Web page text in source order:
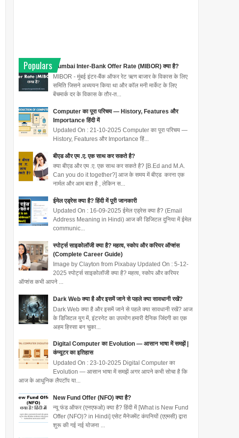
Populars
Mumbai Inter-Bank Offer Rate (MIBOR) क्या है?
MIBOR - मुंबई इंटर-बैंक ऑफर रेट ऋण बाजार के विकास के लिए
समिति जिसने अध्ययन किया था और कॉल मनी मार्केट के लिए
बेंचमार्क दर के विकास के तौर-त...
Computer का पूरा परिचय — History, Features और
Importance हिंदी में
Updated On : 21-10-2025 Computer का पूरा परिचय —
History, Features और Importance हिं...
बीएड और एम .ए. एक साथ कर सकते है?
क्या बीएड और एम .ए. एक साथ कर सकते है? [B.Ed and M.A.
Can you do it together?] आज के समय में बीएड करना एक
नार्मल और आम बात है , लेकिन स...
ईमेल एड्रेस क्या है? हिंदी में पूरी जानकारी
Updated On : 16-09-2025 ईमेल एड्रेस क्या है? (Email
Address Meaning in Hindi) आज की डिजिटल दुनिया में ईमेल
communic...
स्पोर्ट्स साइकोलॉजी क्या है? महत्व, स्कोप और करियर ऑप्शंस
(Complete Career Guide)
Image by Clayton from Pixabay Updated On : 5-12-
2025 स्पोर्ट्स साइकोलॉजी क्या है? महत्व, स्कोप और करियर
ऑप्शंस कभी आपने ...
Dark Web क्या है और इसमें जाने से पहले क्या सावधानी रखें?
Dark Web क्या है और इसमें जाने से पहले क्या सावधानी रखें? आज
के डिजिटल युग में, इंटरनेट का उपयोग हमारी दैनिक जिंदगी का एक
अहम हिस्सा बन चुका...
Digital Computer का Evolution — आसान भाषा में समझें |
कंप्यूटर का इतिहास
Updated On : 23-10-2025 Digital Computer का
Evolution — आसान भाषा में समझें अगर आपने कभी सोचा है कि
आज के आधुनिक लैपटॉप या...
New Fund Offer (NFO) क्या है?
न्यू फंड ऑफर (एनएफओ) क्या है? हिंदी में [What is New Fund
Offer (NFO)? in Hindi] एसेट मैनेजमेंट कंपनियों (एएमसी) द्वारा
शुरू की गई नई योजना ...